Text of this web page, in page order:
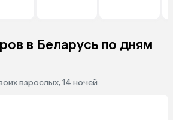
в Беларусь по дням
взрослых, 14 ночей